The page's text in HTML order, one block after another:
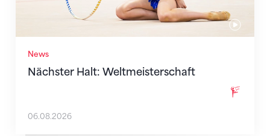
News
Nächster Halt: Weltmeisterschaft
06.08.2026